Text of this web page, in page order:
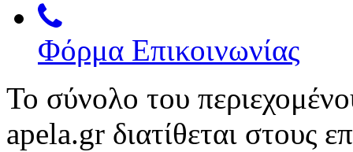
Φόρμα Επικοινωνίας
Το σύνολο του
apela.gr διατίθεται στους